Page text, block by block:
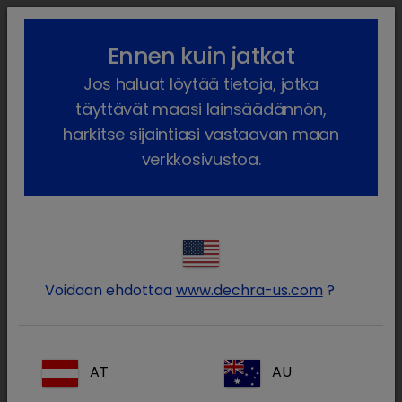
lock_outline search menu
Reseptilääkkeet
Koira Reseptilääke Furosoral
Ennen kuin jatkat
Jos haluat löytää tietoja, jotka
täyttävät maasi lainsäädännön,
harkitse sijaintiasi vastaavan maan
verkkosivustoa.
Voidaan ehdottaa www.dechra-us.com ?
AT AU